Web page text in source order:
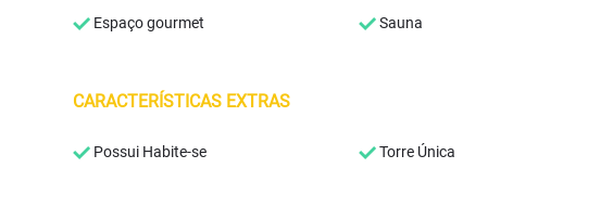
Espaço gourmet Sauna
CARACTERÍSTICAS EXTRAS
Possui Habite-se Torre Única